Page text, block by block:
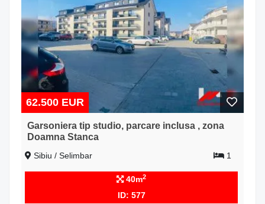
62.500 EUR
Garsoniera tip studio, parcare inclusa , zona
Doamna Stanca
Sibiu / Selimbar 1
40m2
ID: 577